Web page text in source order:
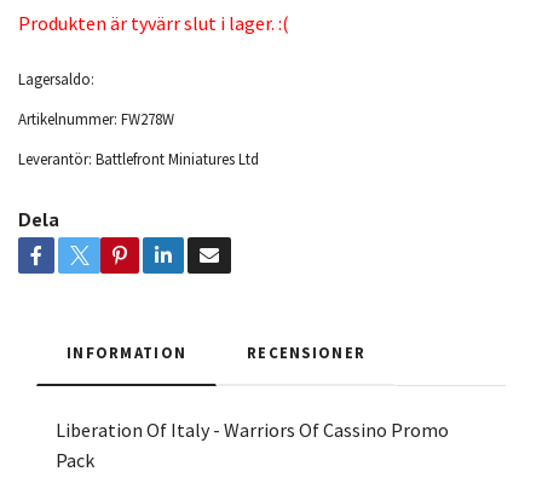
Produkten är tyvärr slut i lager. :(
Lagersaldo:
Artikelnummer: FW278W
Leverantör: Battlefront Miniatures Ltd
Dela
INFORMATION RECENSIONER
Liberation Of Italy - Warriors Of Cassino Promo
Pack